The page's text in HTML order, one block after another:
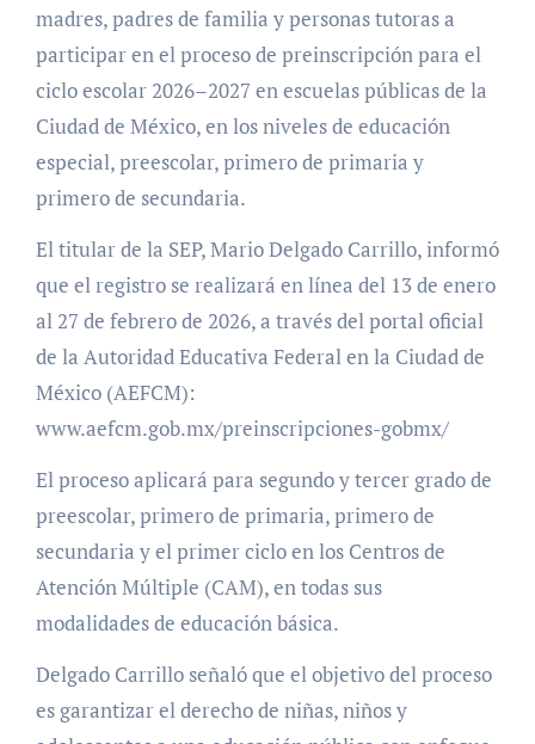
madres, padres de familia y personas tutoras a
participar en el proceso de preinscripción para el
ciclo escolar 2026–2027 en escuelas públicas de la
Ciudad de México, en los niveles de educación
especial, preescolar, primero de primaria y
primero de secundaria.
El titular de la SEP, Mario Delgado Carrillo, informó
que el registro se realizará en línea del 13 de enero
al 27 de febrero de 2026, a través del portal oficial
de la Autoridad Educativa Federal en la Ciudad de
México (AEFCM):
www.aefcm.gob.mx/preinscripciones-gobmx/
El proceso aplicará para segundo y tercer grado de
preescolar, primero de primaria, primero de
secundaria y el primer ciclo en los Centros de
Atención Múltiple (CAM), en todas sus
modalidades de educación básica.
Delgado Carrillo señaló que el objetivo del proceso
es garantizar el derecho de niñas, niños y